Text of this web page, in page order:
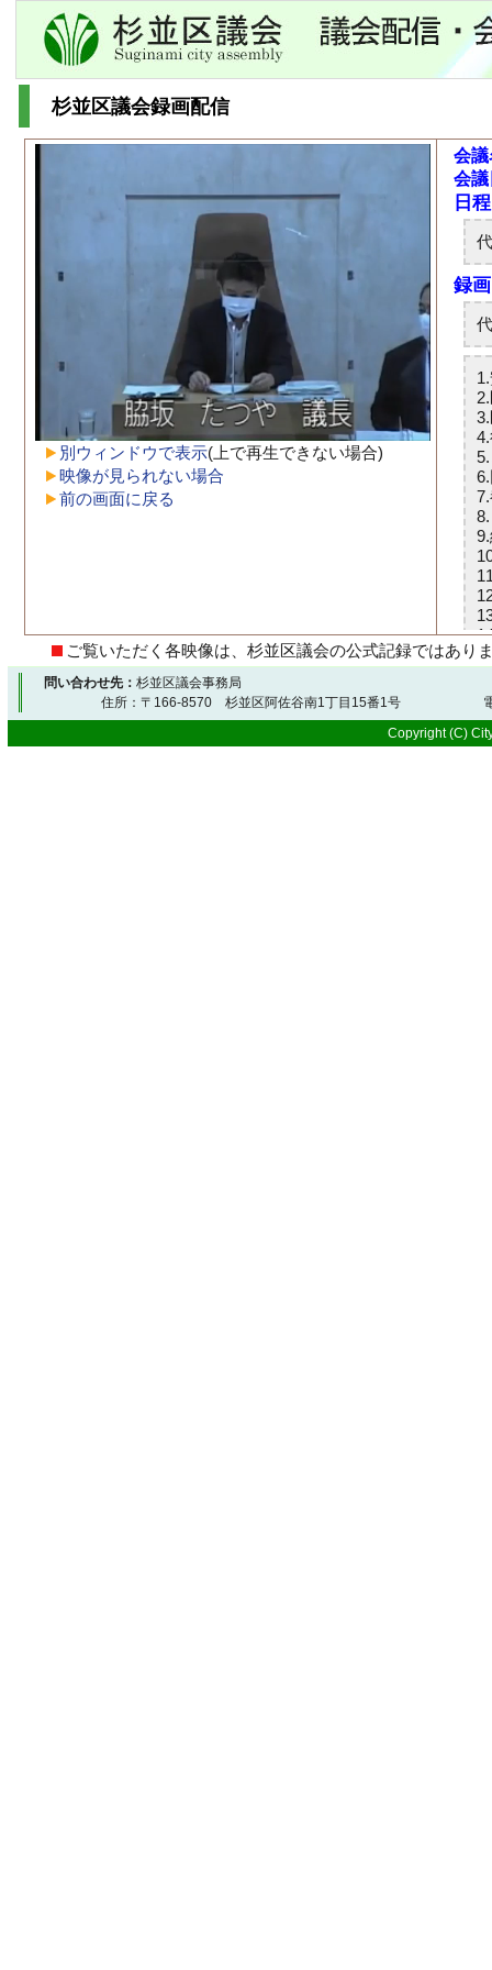
杉並区議会録画配信
別ウィンドウで表示(上で再生できない場合)
映像が見られない場合
前の画面に戻る
会
会
ご覧いただく各映像は、杉並区議会の公式記録ではあり
問い合わせ先： 杉並区議会事務局
住所：〒166-8570 杉並区阿佐谷南1丁目15番1号 電
Copyright (C)